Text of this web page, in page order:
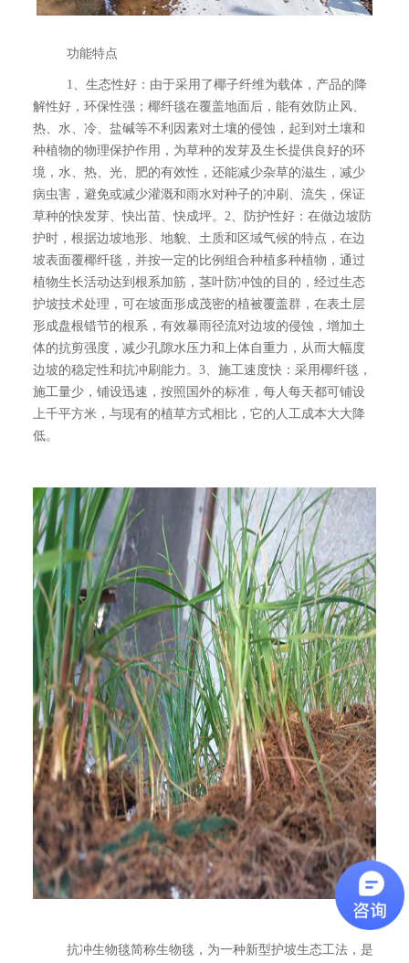
功能特点
1、生态性好：由于采用了椰子纤维为载体，产品的降
解性好，环保性强；椰纤毯在覆盖地面后，能有效防止风、
热、水、冷、盐碱等不利因素对土壤的侵蚀，起到对土壤和
种植物的物理保护作用，为草种的发芽及生长提供良好的环
境，水、热、光、肥的有效性，还能减少杂草的滋生，减少
病虫害，避免或减少灌溉和雨水对种子的冲刷、流失，保证
草种的快发芽、快出苗、快成坪。2、防护性好：在做边坡防
护时，根据边坡地形、地貌、土质和区域气候的特点，在边
坡表面覆椰纤毯，并按一定的比例组合种植多种植物，通过
植物生长活动达到根系加筋，茎叶防冲蚀的目的，经过生态
护坡技术处理，可在坡面形成茂密的植被覆盖群，在表土层
形成盘根错节的根系，有效暴雨径流对边坡的侵蚀，增加土
体的抗剪强度，减少孔隙水压力和上体自重力，从而大幅度
边坡的稳定性和抗冲刷能力。3、施工速度快：采用椰纤毯，
施工量少，铺设迅速，按照国外的标准，每人每天都可铺设
上千平方米，与现有的植草方式相比，它的人工成本大大降
低。
抗冲生物毯简称生物毯，为一种新型护坡生态工法，是